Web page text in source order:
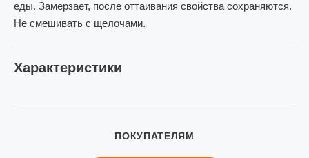
еды. Замерзает, после оттаивания свойства сохраняются.
Не смешивать с щелочами.
Характеристики
ПОКУПАТЕЛЯМ